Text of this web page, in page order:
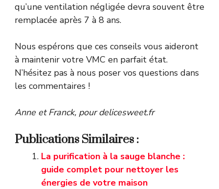
qu’une ventilation négligée devra souvent être
remplacée après 7 à 8 ans.
Nous espérons que ces conseils vous aideront
à maintenir votre VMC en parfait état.
N’hésitez pas à nous poser vos questions dans
les commentaires !
Anne et Franck, pour delicesweet.fr
Publications Similaires :
La purification à la sauge blanche :
guide complet pour nettoyer les
énergies de votre maison